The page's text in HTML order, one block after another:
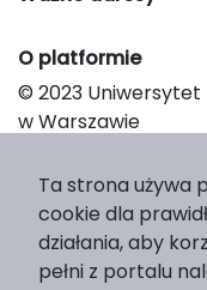
O platformie
© 2023 Uniwersytet
w Warszawie
Platform &
Ta strona używa
cookie dla
działania, aby
pełni z portalu